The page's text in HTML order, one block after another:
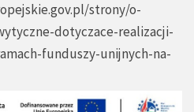
strony/o-
dotyczace-realizacji-
funduszy-unijnych-na-